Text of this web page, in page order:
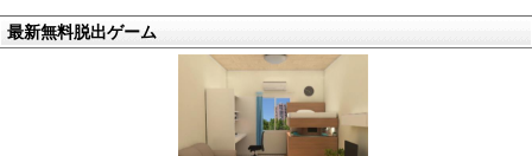
最新無料脱出ゲーム